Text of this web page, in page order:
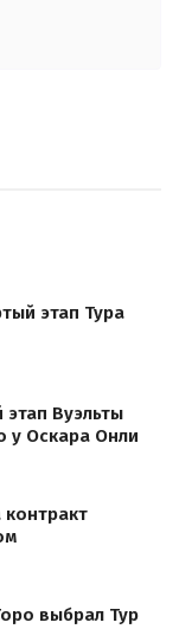
этап Тура
этап Вуэльты
у Оскара Онли
выбрал Тур